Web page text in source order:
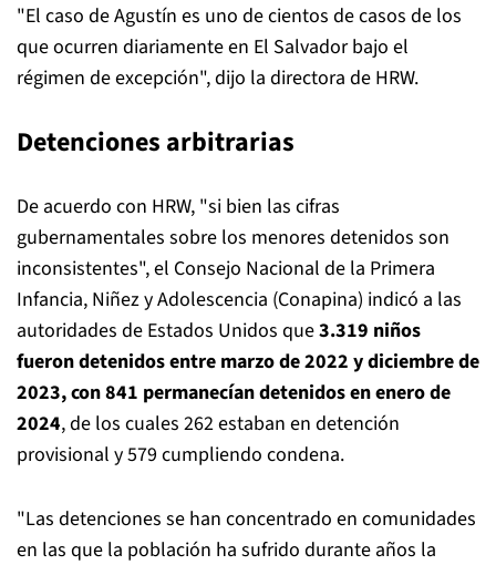
"El caso de Agustín es uno de cientos de casos de los
que ocurren diariamente en El Salvador bajo el
régimen de excepción", dijo la directora de HRW.
Detenciones arbitrarias
De acuerdo con HRW, "si bien las cifras
gubernamentales sobre los menores detenidos son
inconsistentes", el Consejo Nacional de la Primera
Infancia, Niñez y Adolescencia (Conapina) indicó a las
autoridades de Estados Unidos que3.319 niños
fueron detenidos entre marzo de 2022 y diciembre de
2023, con 841 permanecían detenidos en enero de
2024, de los cuales 262 estaban en detención
provisional y 579 cumpliendo condena.
"Las detenciones se han concentrado en comunidades
en las que la población ha sufrido durante años la